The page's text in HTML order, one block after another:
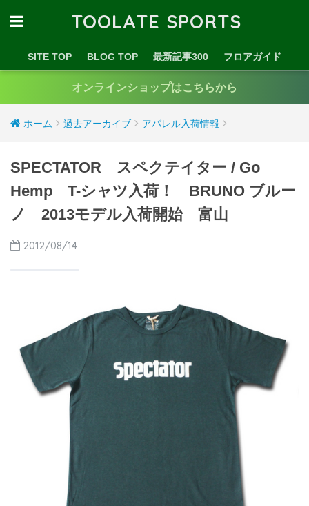
TOOLATE SPORTS
SITE TOP BLOG TOP 最新記事300 フロアガイド
オンラインショップはこちらから
ホーム 過去アーカイブ アパレル入荷情報
SPECTATOR スペクテイター / Go
Hemp T-シャツ入荷！ BRUNO ブルー
ノ 2013モデル入荷開始 富山
2012/08/14